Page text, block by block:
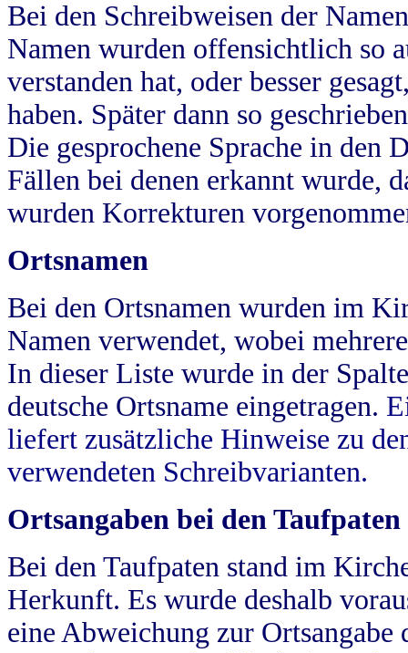
Bei den Schreibweisen der
Namen wurden offensichtlich so
verstanden hat, oder besser
haben. Später dann so
Die gesprochene Sprache in
Fällen bei denen erkannt wurde,
wurden Korrekturen
Ortsnamen
Bei den Ortsnamen wurden im
Namen verwendet, wobei
In dieser Liste wurde in der
deutsche Ortsname eingetragen.
liefert zusätzliche Hinweise zu
verwendeten Schreibvarianten.
Ortsangaben bei den Taufpaten
Bei den Taufpaten stand im
Herkunft. Es wurde deshalb
eine Abweichung zur